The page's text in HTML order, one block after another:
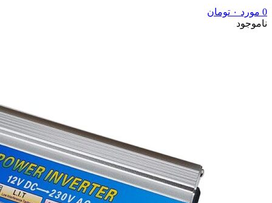
0 مورد ۰ تومان
ناموجود